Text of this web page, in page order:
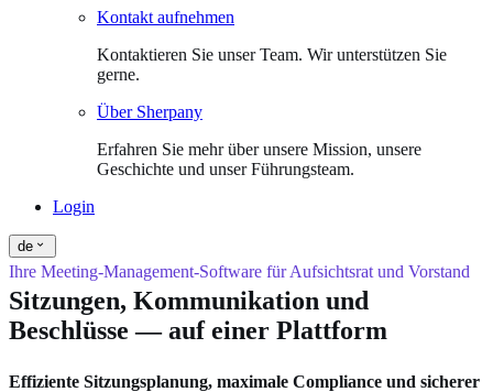
Kontakt aufnehmen
Kontaktieren Sie unser Team. Wir unterstützen Sie
gerne.
Über Sherpany
Erfahren Sie mehr über unsere Mission, unsere
Geschichte und unser Führungsteam.
Login
de
Ihre Meeting-Management-Software für Aufsichtsrat und Vorstand
Sitzungen, Kommunikation und
Beschlüsse — auf einer Plattform
Effiziente Sitzungsplanung, maximale Compliance und sicherer